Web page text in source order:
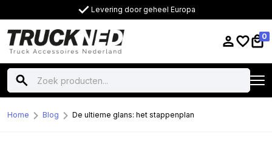
Levering door geheel Europa
0
Home Blog De ultieme glans: het stappenplan